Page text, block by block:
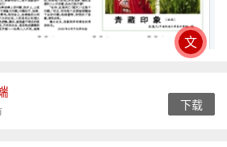
下载
文